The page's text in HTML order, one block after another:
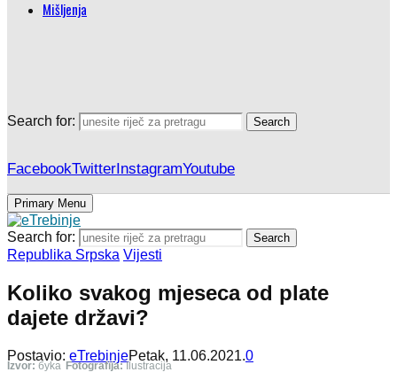
Mišljenja
Search for: Search
FacebookTwitterInstagramYoutube
Primary Menu
Search for: Search
Republika Srpska Vijesti
Koliko svakog mjeseca od plate
dajete državi?
Postavio: eTrebinjePetak, 11.06.2021.0
Izvor: буka Fotografija:Ilustracija